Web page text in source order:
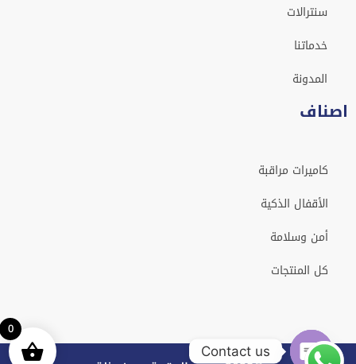
سنترالات
خدماتنا
المدونة
اصناف
كاميرات مراقبة
الأقفال الذكية
أمن وسلامة
كل المنتجات
0
Contact us